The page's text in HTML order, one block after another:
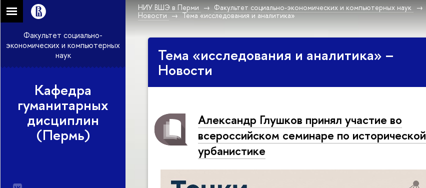
НИУ ВШЭ в Перми Факультет социально-экономических и компьютерных наук
Новости
Тема «исследования и аналитика»
Факультет социально-
экономических и компьютерных
наук
Кафедра
гуманитарных
дисциплин
(Пермь)
Тема «исследования и аналитика» –
Новости
Александр Глушков принял участие во
всероссийском семинаре по исторической
урбанистике